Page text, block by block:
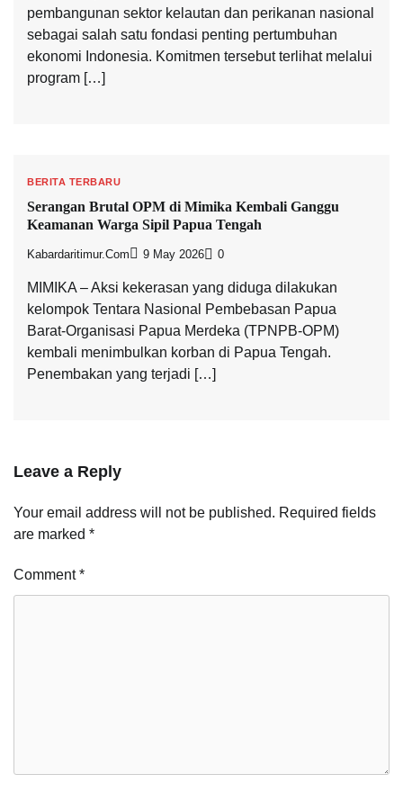
pembangunan sektor kelautan dan perikanan nasional
sebagai salah satu fondasi penting pertumbuhan
ekonomi Indonesia. Komitmen tersebut terlihat melalui
program […]
BERITA TERBARU
Serangan Brutal OPM di Mimika Kembali Ganggu
Keamanan Warga Sipil Papua Tengah
Kabardaritimur.com 9 May 2026 0
MIMIKA – Aksi kekerasan yang diduga dilakukan
kelompok Tentara Nasional Pembebasan Papua
Barat-Organisasi Papua Merdeka (TPNPB-OPM)
kembali menimbulkan korban di Papua Tengah.
Penembakan yang terjadi […]
Leave a Reply
Your email address will not be published. Required fields
are marked *
Comment*